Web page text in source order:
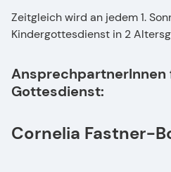
Zeitgleich wird an jedem 1.
Kindergottesdienst in 2
AnsprechpartnerInnen
Gottesdienst:
Cornelia Fastner-